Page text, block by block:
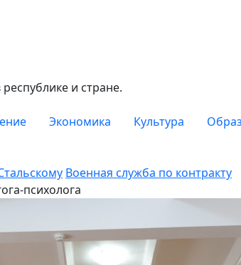
и стране.
Экономика Культура
Военная служба по контракту
психолога